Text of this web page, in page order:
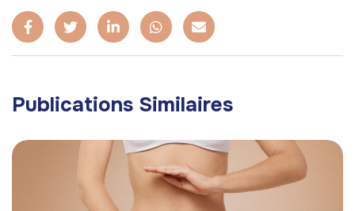
Publications Similaires